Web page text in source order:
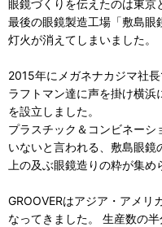
眼鏡づくりを伝えたのは東京
最後の眼鏡製造工場「敷島眼
灯火が消えてしまいました。
2015年にメガネナカジマ社
ラフトマン達に声を掛け横浜
を設立しました。
プラスチック＆コンビネー
いないと言われる、敷島眼
上の及ぶ眼鏡造りの粋が集め
GROOVERはアジア・アメリ
なってきました。 生産数の